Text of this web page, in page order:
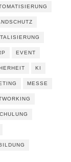
EVENT
KI
MESSE